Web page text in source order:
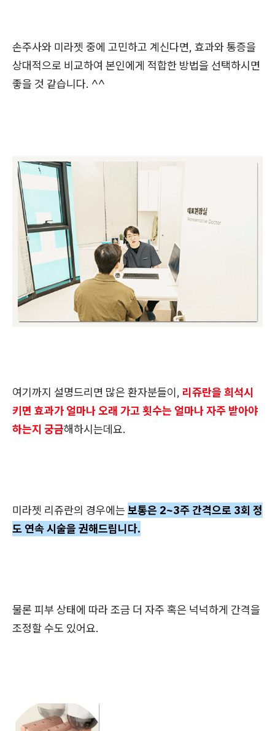
손주사와 미라젯 중에 고민하고 계신다면, 효과와 통증을
상대적으로 비교하여 본인에게 적합한 방법을 선택하시면
좋을 것 같습니다. ^^
여기까지 설명드리면 많은 환자분들이, 리쥬란을 희석시
키면 효과가 얼마나 오래 가고 횟수는 얼마나 자주 받아야
하는지 궁금해하시는데요.
미라젯 리쥬란의 경우에는 보통은 2~3주 간격으로 3회 정
도 연속 시술을 권해드립니다.
물론 피부 상태에 따라 조금 더 자주 혹은 넉넉하게 간격을
조정할 수도 있어요.